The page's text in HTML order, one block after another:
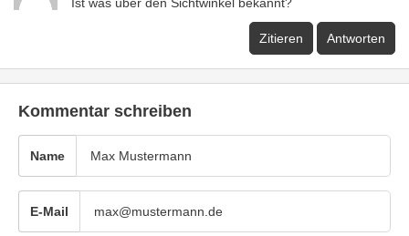
Zitieren Antworten
Kommentar schreiben
Name
E-Mail